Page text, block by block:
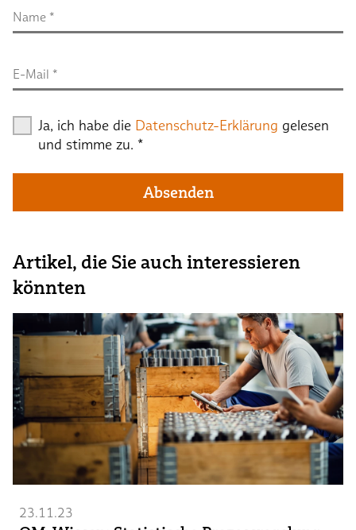
Name *
E-Mail *
Ja, ich habe die Datenschutz-Erklärung gelesen
und stimme zu. *
Absenden
Artikel, die Sie auch interessieren
könnten
23.11.23